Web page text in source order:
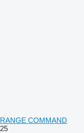
RANGE COMMAND
25